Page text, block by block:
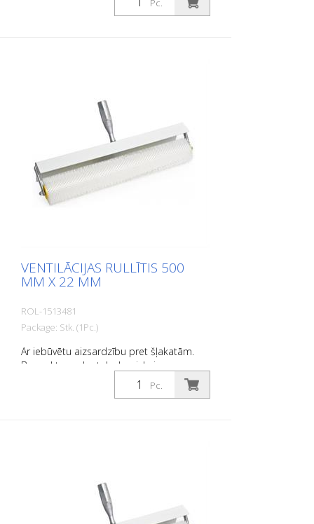
Pc.
VENTILĀCIJAS RULLĪTIS 500
MM X 22 MM
ROL-1513481
Package: Stk. (1Pc.)
Ar iebūvētu aizsardzību pret šļakatām.
Bez roktura, der teleskopiskajam
Pc.